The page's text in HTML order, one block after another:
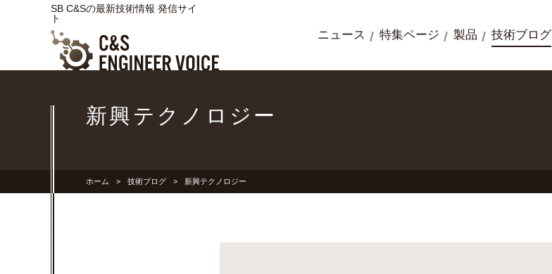
SB C&Sの最新技術情報 発信サイ
ト
ニュース 特集ページ 製品 技術ブログ
新興テクノロジー
ホーム 技術ブログ 新興テクノロジー